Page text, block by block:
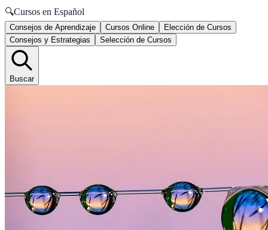
🔍Cursos en Español
Consejos de Aprendizaje Cursos Online
Elección de Cursos
Consejos y Estrategias
Selección de Cursos
Buscar